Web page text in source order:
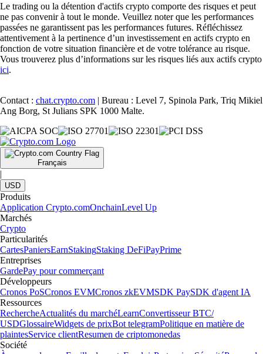
Le trading ou la détention d'actifs crypto comporte des risques et peut
ne pas convenir à tout le monde. Veuillez noter que les performances
passées ne garantissent pas les performances futures. Réfléchissez
attentivement à la pertinence d’un investissement en actifs crypto en
fonction de votre situation financière et de votre tolérance au risque.
Vous trouverez plus d’informations sur les risques liés aux actifs crypto
ici.
Contact : chat.crypto.com | Bureau : Level 7, Spinola Park, Triq Mikiel
Ang Borg, St Julians SPK 1000 Malte.
Français
|
USD
Produits
Application Crypto.comOnchainLevel Up
Marchés
Crypto
Particularités
CartesPaniersEarnStakingStaking DeFiPayPrime
Entreprises
GardePay pour commerçant
Développeurs
Cronos PoSCronos EVMCronos zkEVMSDK PaySDK d'agent IA
Ressources
RechercheActualités du marchéLearnConvertisseur BTC/
USDGlossaireWidgets de prixBot telegramPolitique en matière de
plaintesService clientResumen de criptomonedas
Société